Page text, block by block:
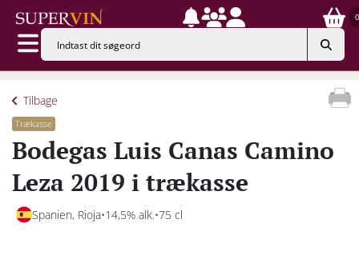
0
Tilbage
Trækasse
Bodegas Luis Canas Camino
Leza 2019 i trækasse
Spanien, Rioja 14,5% alk. 75 cl